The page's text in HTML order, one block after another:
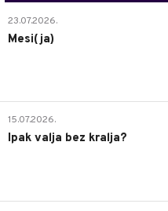
23.07.2026.
Mesi(ja)
15.07.2026.
Ipak valja bez kralja?